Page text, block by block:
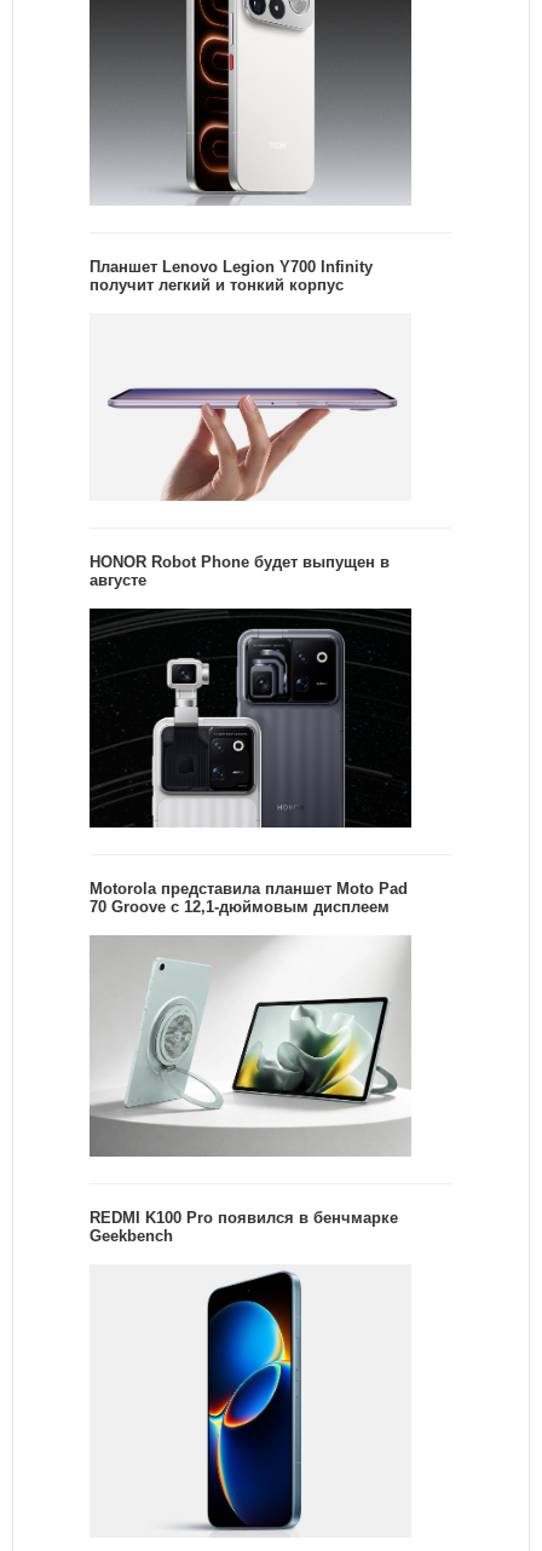
Планшет Lenovo Legion Y700 Infinity
получит легкий и тонкий корпус
HONOR Robot Phone будет выпущен в
августе
Motorola представила планшет Moto Pad
70 Groove с 12,1-дюймовым дисплеем
REDMI K100 Pro появился в бенчмарке
Geekbench